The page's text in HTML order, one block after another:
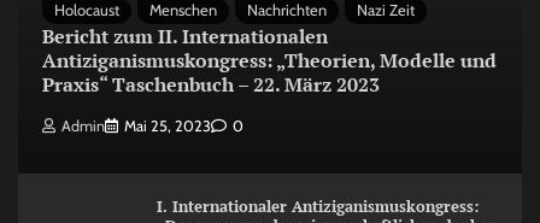
Holocaust
Menschen Nachrichten Nazi Zeit
Bericht zum II. Internationalen
Antiziganismuskongress: „Theorien, Modelle und
Praxis“ Taschenbuch – 22. März 2023
Admin Mai 25, 2023 0
I. Internationaler Antiziganismuskongress: